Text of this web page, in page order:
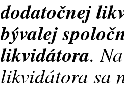
dodatočnej
bývalej
likvidátora.
likvidátora sa